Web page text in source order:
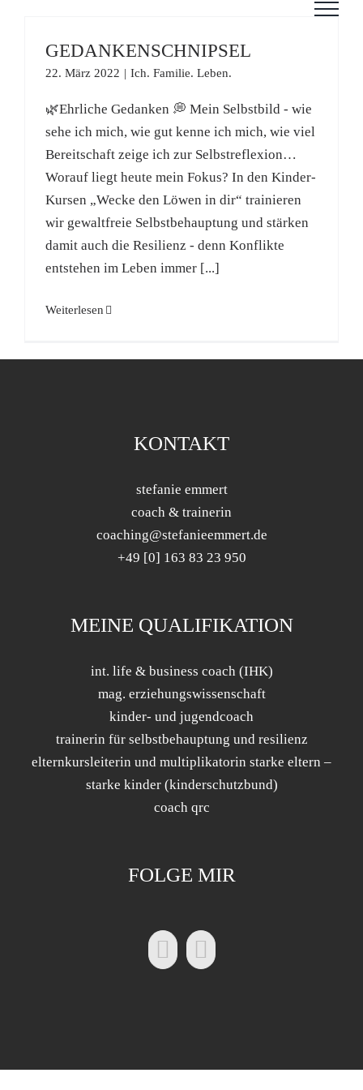
springenGEDANKENSCHNIPSEL
22. März 2022 | Ich. Familie. Leben.
🌿Ehrliche Gedanken 💭 Mein Selbstbild - wie
sehe ich mich, wie gut kenne ich mich, wie viel
Bereitschaft zeige ich zur Selbstreflexion…
Worauf liegt heute mein Fokus? In den Kinder-
Kursen „Wecke den Löwen in dir“ trainieren
wir gewaltfreie Selbstbehauptung und stärken
damit auch die Resilienz - denn Konflikte
entstehen im Leben immer [...]
Weiterlesen
KONTAKT
stefanie emmert
coach & trainerin
coaching@stefanieemmert.de
+49 [0] 163 83 23 950
MEINE QUALIFIKATION
int. life & business coach (IHK)
mag. erziehungswissenschaft
kinder- und jugendcoach
trainerin für selbstbehauptung und resilienz
elternkursleiterin und multiplikatorin starke eltern –
starke kinder (kinderschutzbund)
coach qrc
FOLGE MIR